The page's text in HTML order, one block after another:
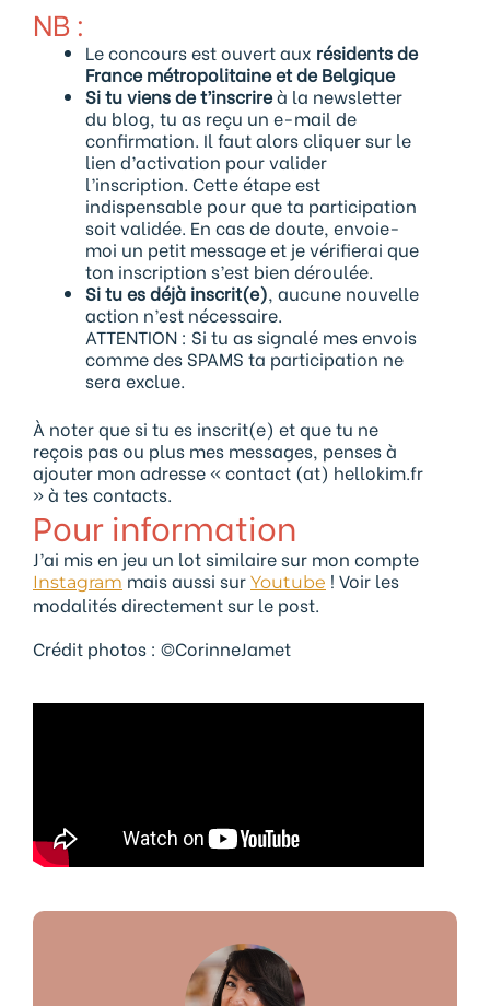
NB :
Le concours est ouvert aux résidents de
France métropolitaine et de Belgique
Si tu viens de t’inscrireà la newsletter
du blog, tu as reçu un e-mail de
confirmation. Il faut alors cliquer sur le
lien d’activation pour valider
l’inscription. Cette étape est
indispensable pour que ta participation
soit validée. En cas de doute, envoie-
moi un petit message et je vérifierai que
ton inscription s’est bien déroulée.
Si tu es déjà inscrit(e) , aucune nouvelle
action n’est nécessaire.
ATTENTION : Si tu as signalé mes envois
comme des SPAMS ta participation ne
sera exclue.
À noter que si tu es inscrit(e) et que tu ne
reçois pas ou plus mes messages, penses à
ajouter mon adresse « contact (at) hellokim.fr
» à tes contacts.
Pour information
J’ai mis en jeu un lot similaire sur mon compte
Instagrammais aussi sur Youtube ! Voir les
modalités directement sur le post.
Crédit photos : ©CorinneJamet